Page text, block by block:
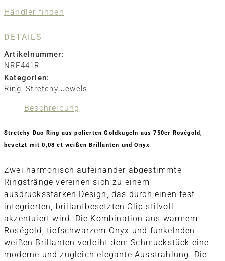
Händler finden
DETAILS
Artikelnummer:
NRF441R
Kategorien:
Ring,Stretchy Jewels
Beschreibung
Stretchy Duo Ring aus polierten Goldkugeln aus 750er Roségold,
besetzt mit 0,08 ct weißen Brillanten und Onyx
Zwei harmonisch aufeinander abgestimmte
Ringstränge vereinen sich zu einem
ausdrucksstarken Design, das durch einen fest
integrierten, brillantbesetzten Clip stilvoll
akzentuiert wird. Die Kombination aus warmem
Roségold, tiefschwarzem Onyx und funkelnden
weißen Brillanten verleiht dem Schmuckstück eine
moderne und zugleich elegante Ausstrahlung. Die